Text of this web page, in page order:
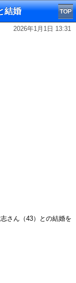
結婚 TOP
2026年1月1日 13:31
さん（43）との結婚を